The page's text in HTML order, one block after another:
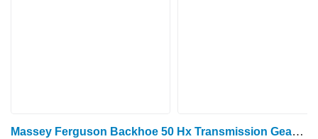
Massey Ferguson Backhoe 50 Hx Transmission Gear 34 Teeth 1691319m1 1691319M1 zupčanik mjenjača